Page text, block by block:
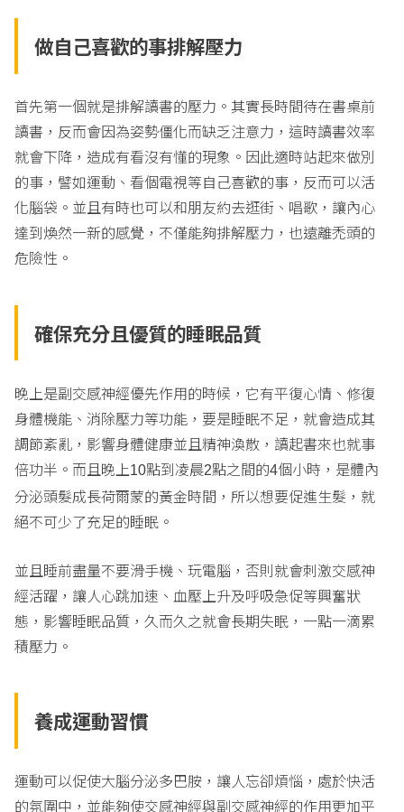
做自己喜歡的事排解壓力
首先第一個就是排解讀書的壓力。其實長時間待在書桌前
讀書，反而會因為姿勢僵化而缺乏注意力，這時讀書效率
就會下降，造成有看沒有懂的現象。因此適時站起來做別
的事，譬如運動、看個電視等自己喜歡的事，反而可以活
化腦袋。並且有時也可以和朋友約去逛街、唱歌，讓內心
達到煥然一新的感覺，不僅能夠排解壓力，也遠離禿頭的
危險性。
確保充分且優質的睡眠品質
晚上是副交感神經優先作用的時候，它有平復心情、修復
身體機能、消除壓力等功能，要是睡眠不足，就會造成其
調節紊亂，影響身體健康並且精神渙散，讀起書來也就事
倍功半。而且晚上10點到凌晨2點之間的4個小時，是體內
分泌頭髮成長荷爾蒙的黃金時間，所以想要促進生髮，就
絕不可少了充足的睡眠。
並且睡前盡量不要滑手機、玩電腦，否則就會刺激交感神
經活躍，讓人心跳加速、血壓上升及呼吸急促等興奮狀
態，影響睡眠品質，久而久之就會長期失眠，一點一滴累
積壓力。
養成運動習慣
運動可以促使大腦分泌多巴胺，讓人忘卻煩惱，處於快活
的氛圍中，並能夠使交感神經與副交感神經的作用更加平